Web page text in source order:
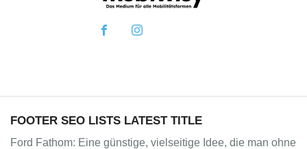
FOOTER SEO LISTS LATEST TITLE
Ford Fathom: Eine günstige, vielseitige Idee, die man ohne